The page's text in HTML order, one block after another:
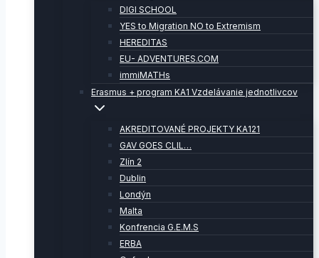
DIGI SCHOOL
YES to Migration NO to Extremism
HEREDITAS
EU- ADVENTURES.COM
immiMATHs
Erasmus + program KA1 Vzdelávanie jednotlivcov
AKREDITOVANÉ PROJEKTY KA121
GAV GOES CLIL…
Zlín 2
Dublin
Londýn
Malta
Konfrencia G.E.M.S
ERBA